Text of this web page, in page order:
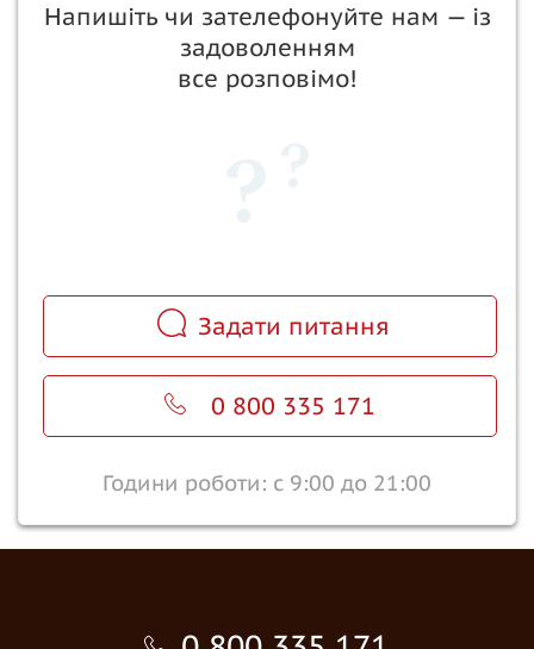
Напишіть чи зателефонуйте нам — із
задоволенням
все розповімо!
Задати питання
0 800 335 171
Години роботи: с 9:00 до 21:00